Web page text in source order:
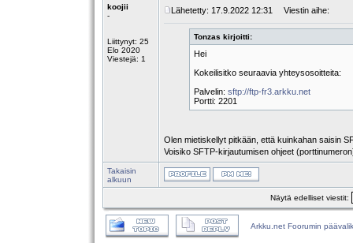
koojii
-
Liittynyt: 25
Elo 2020
Viestejä: 1
Lähetetty: 17.9.2022 12:31 Viestin aihe:
Tonzas kirjoitti:
Hei
Kokeilisitko seuraavia yhteysosoitteita:
Palvelin: sftp://ftp-fr3.arkku.net
Portti: 2201
Olen mietiskellyt pitkään, että kuinkahan saisin
Voisiko SFTP-kirjautumisen ohjeet
Takaisin
alkuun
Näytä edelliset viestit:
Arkku.net Foorumin